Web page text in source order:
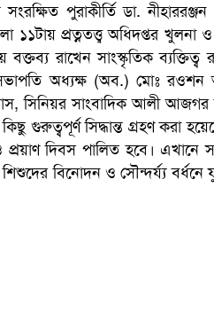
পুরাকীর্তি ডা.
প্রত্নতত্ত্ব অধিদপ্তর
রাখেন সাংস্কৃতিক ব্যক্তিত্ব
অধ্যক্ষ (অব.) মোঃ রওশন
সিনিয়র সাংবাদিক আলী আজগর
গুরুত্বপূর্ণ সিদ্ধান্ত গ্রহণ করা
প্রয়াণ দিবস পালিত হবে।
বিনোদন ও সৌন্দর্য্য বর্ধনে